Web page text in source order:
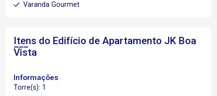
Varanda Gourmet
Itens do Edifício de Apartamento JK Boa
Vista
Informações
Torre(s): 1